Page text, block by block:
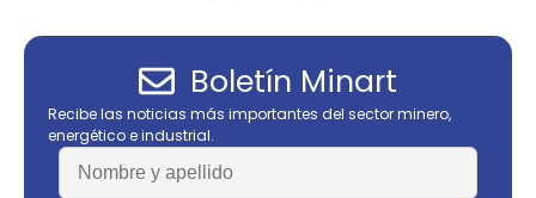
Boletín Minart
Recibe las noticias más importantes del sector minero,
energético e industrial.